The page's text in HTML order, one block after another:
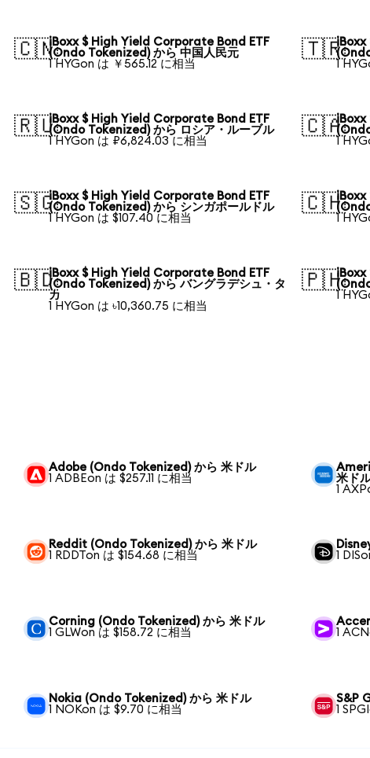
🇨🇳iBoxx $ High Yield Corporate Bond ETF
(Ondo Tokenized) から 中国人民元
1 HYGon は ￥565.12 に相当
🇹🇷iBoxx
1
🇷🇺iBoxx $ High Yield Corporate Bond ETF
(Ondo Tokenized) から ロシア・ルーブル
1 HYGon は ₽6,824.03 に相当
🇨🇦iBoxx
1
🇸🇬iBoxx $ High Yield Corporate Bond ETF
(Ondo Tokenized) から シンガポールドル
1 HYGon は $107.40 に相当
🇨🇭iBoxx
1
🇧🇩iBoxx $ High Yield Corporate Bond ETF
(Ondo Tokenized) から バングラデシュ・タ
カ
1 HYGon は ৳10,360.75 に相当
🇵🇭iBoxx
1
Adobe (Ondo Tokenized) から 米ドル
1 ADBEon は $257.11 に相当
米ド
1
Reddit (Ondo Tokenized) から 米ドル
1 RDDTon は $154.68 に相当
1
Corning (Ondo Tokenized) から 米ドル
1 GLWon は $158.72 に相当
1
Nokia (Ondo Tokenized) から 米ドル
1 NOKon は $9.70 に相当
S&P
1